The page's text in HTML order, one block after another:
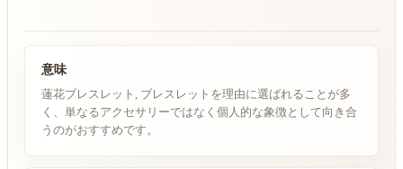
意味
蓮花ブレスレット, ブレスレットを理由に選ばれることが多
く、単なるアクセサリーではなく個人的な象徴として向き合
うのがおすすめです。